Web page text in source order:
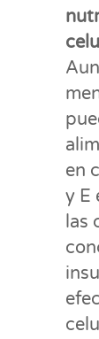
en
y E
las